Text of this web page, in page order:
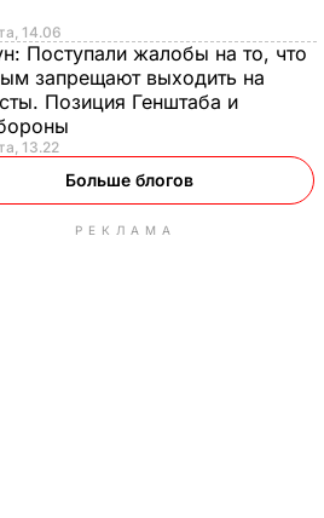
14.06
Поступали жалобы на то, что
запрещают выходить на
Позиция Генштаба и
13.22
Больше блогов
РЕКЛАМА